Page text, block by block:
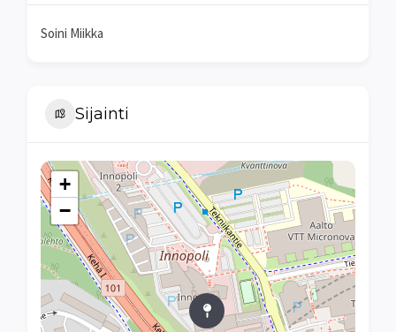
Soini Miikka
Sijainti
+
−